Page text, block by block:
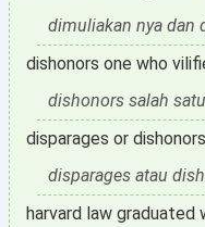
dimuliakan nya dan
dishonors one who
dishonors salah
disparages or
disparages atau
harvard law graduated